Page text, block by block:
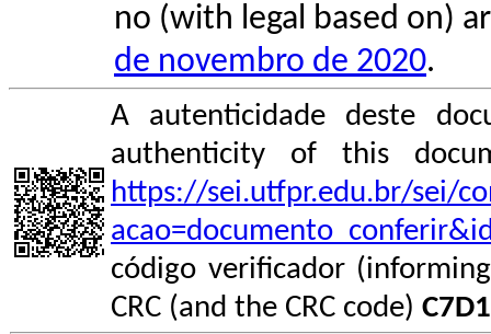
no (with legal based on)
de novembro de 2020.
A autenticidade deste
authenticity of this
https://sei.utfpr.edu.br/sei/
código verificador
CRC (and the CRC code)